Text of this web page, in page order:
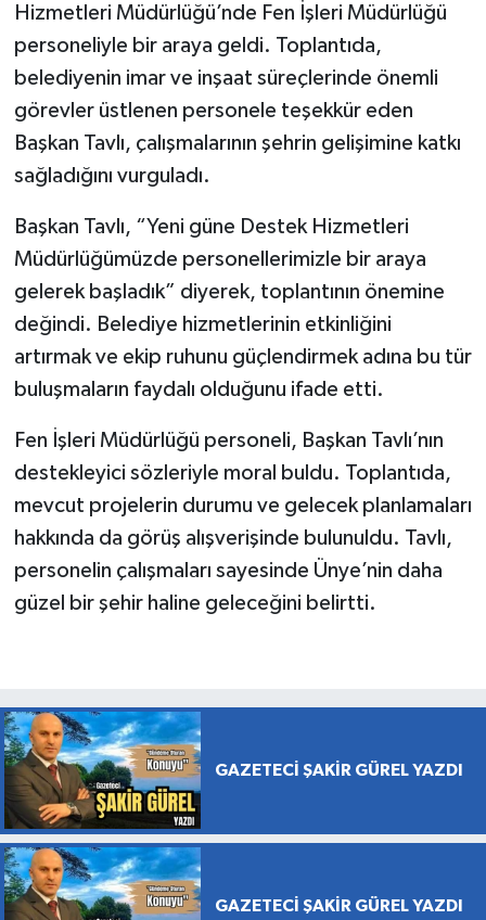
Hizmetleri Müdürlüğü’nde Fen İşleri Müdürlüğü
personeliyle bir araya geldi. Toplantıda,
belediyenin imar ve inşaat süreçlerinde önemli
görevler üstlenen personele teşekkür eden
Başkan Tavlı, çalışmalarının şehrin gelişimine katkı
sağladığını vurguladı.
Başkan Tavlı, “Yeni güne Destek Hizmetleri
Müdürlüğümüzde personellerimizle bir araya
gelerek başladık” diyerek, toplantının önemine
değindi. Belediye hizmetlerinin etkinliğini
artırmak ve ekip ruhunu güçlendirmek adına bu tür
buluşmaların faydalı olduğunu ifade etti.
Fen İşleri Müdürlüğü personeli, Başkan Tavlı’nın
destekleyici sözleriyle moral buldu. Toplantıda,
mevcut projelerin durumu ve gelecek planlamaları
hakkında da görüş alışverişinde bulunuldu. Tavlı,
personelin çalışmaları sayesinde Ünye’nin daha
güzel bir şehir haline geleceğini belirtti.
GAZETECİ ŞAKİR GÜREL YAZDI
GAZETECİ ŞAKİR GÜREL YAZDI